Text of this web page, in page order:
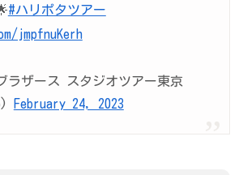
#ハリポタツアー
jmpfnuKerh
ザース スタジオツアー東京​
February 24, 2023